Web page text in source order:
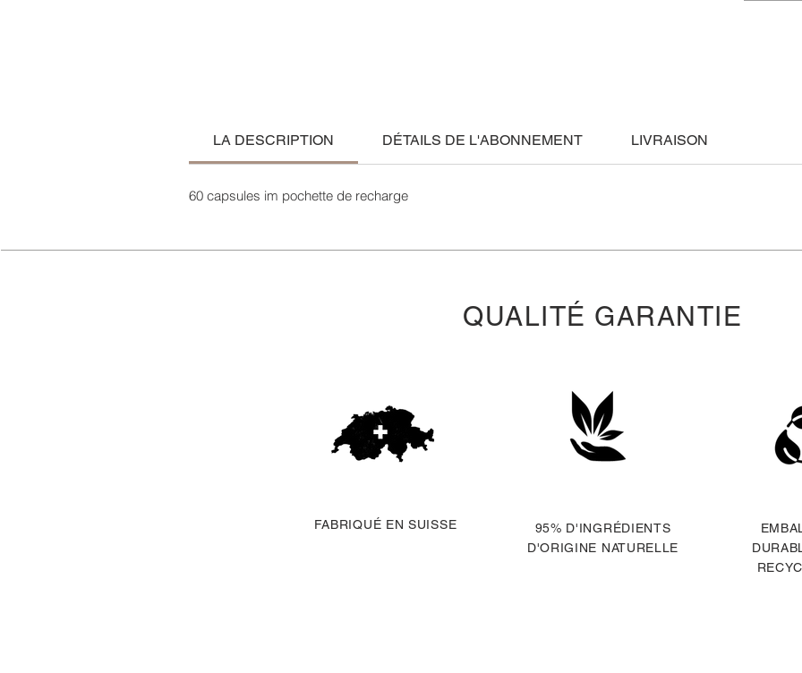
LA DESCRIPTION DÉTAILS DE L'ABONNEMENT LIVRAISON
60 capsules im pochette de recharge
QUALITÉ GARANTIE
FABRIQUÉ EN SUISSE
95% D'INGRÉDIENTS
D'ORIGINE NATURELLE